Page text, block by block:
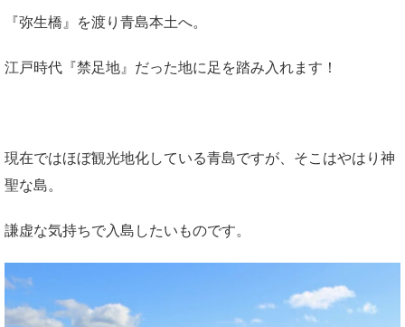
『弥生橋』を渡り青島本土へ。
江戸時代『禁足地』だった地に足を踏み入れます！
現在ではほぼ観光地化している青島ですが、そこはやはり神
聖な島。
謙虚な気持ちで入島したいものです。